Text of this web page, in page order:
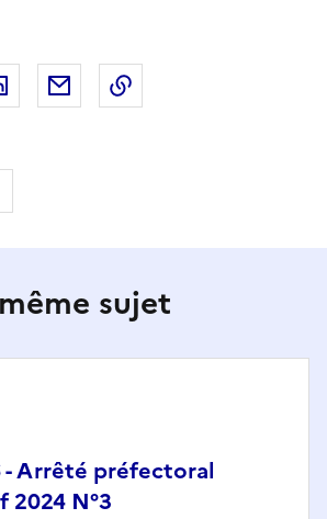
sur X (anciennement Twitter)
Partager sur LinkedIn
Partager par email
sujet
Arrêté préfectoral
N°3